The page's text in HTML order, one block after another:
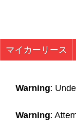
マイカーリース
Warning:
Warning: